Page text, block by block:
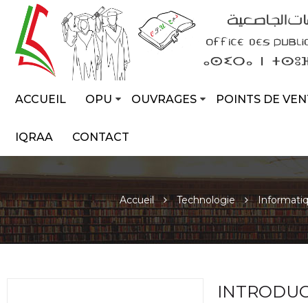
ACCUEIL OPU OUVRAGES POINTS DE
IQRAA CONTACT
Accueil Technologie